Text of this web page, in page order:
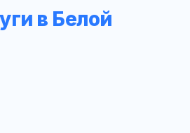
в Белой